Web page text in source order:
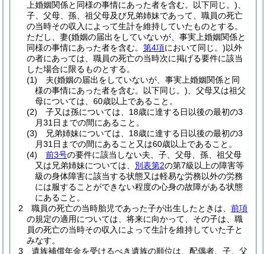
上婚姻関係と同様の事情にあった者を含む。以下同じ。)
子、父母、孫、祖父母及び兄弟姉妹であって、職員の死亡
の当時その収入によって生計を維持していたものとする。
ただし、妻(婚姻の届出をしていないが、事実上婚姻関係と
同様の事情にあった者を含む。 第4項において同じ。)以外
の者にあっては、職員の死亡の当時次に掲げる要件に該当
した場合に限るものとする。
(1)
夫(婚姻の届出をしていないが、事実上婚姻関係と同
様の事情にあった者を含む。以下同じ。) 、父母又は祖父
母については、60歳以上であること。
(2)
子又は孫については、18歳に達する日以後の最初の3
月31日までの間にあること。
(3)
兄弟姉妹については、18歳に達する日以後の最初の3
月31日までの間にあること又は60歳以上であること。
(4)
前3号の要件に該当しない夫、子、父母、孫、祖父母
又は兄弟姉妹については、 別表第2の第7級以上の障害等
級の身体障害に該当する状態又は軽易な労務以外の労務
には服することができない程度の心身の故障がある状態
にあること。
2
職員の死亡の当時胎児であった子が出生したときは、 前項
の規定の適用については、将来に向かって、その子は、職
員の死亡の当時その収入によって生計を維持していた子と
みなす。
3
遺族補償年金を受けるべき遺族の順位は、配偶者、子、父